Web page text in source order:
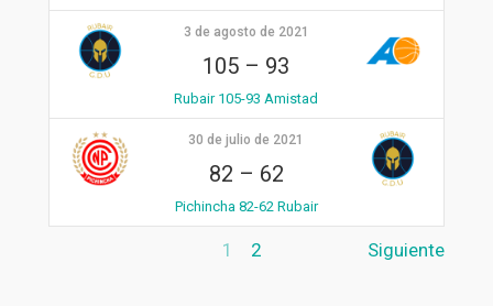
3 de agosto de 2021
105 – 93
Rubair 105-93 Amistad
30 de julio de 2021
82 – 62
Pichincha 82-62 Rubair
1 2 Siguiente